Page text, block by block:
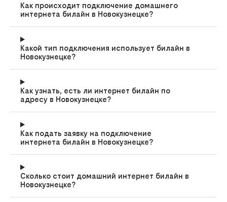
Как происходит подключение домашнего
интернета билайн в Новокузнецке?
Какой тип подключения использует билайн в
Новокузнецке?
Как узнать, есть ли интернет билайн по
адресу в Новокузнецке?
Как подать заявку на подключение
интернета билайн в Новокузнецке?
Сколько стоит домашний интернет билайн в
Новокузнецке?